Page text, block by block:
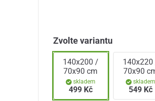
Zvolte variantu
140x200 /
70x90 cm
skladem
499 Kč
70x90
skladem
549 Kč